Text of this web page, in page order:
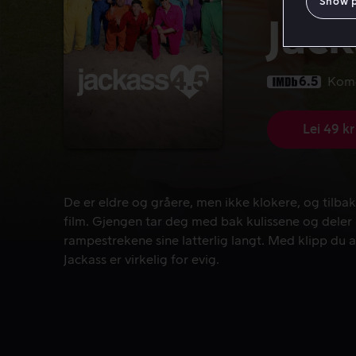
6.5
Lei 49 kr
De er eldre og gråere, men ikke klokere, og
De er eldre og gråere, men ikke klokere, og
film. Gjengen tar deg med bak kulissene og
rampestrekene sine latterlig langt. Med klipp du
Jackass er virkelig for evig.